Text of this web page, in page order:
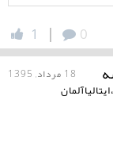
0
|
1
18 مرداد, 1395